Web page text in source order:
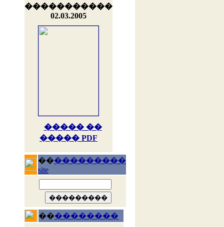
�����������
02.03.2005
����� ��
����� PDF
�����������
site
����������